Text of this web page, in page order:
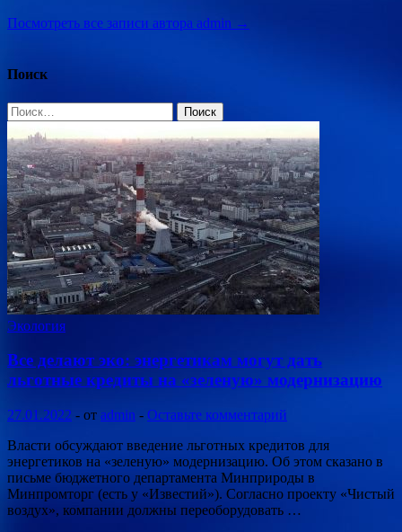
Посмотреть все записи автора admin →
Поиск
Найти:
Экология
Все делают эко: энергетикам могут дать
льготные кредиты на «зеленую» модернизацию
27.01.2022 - от admin - Оставьте комментарий
Власти обсуждают введение льготных кредитов для
энергетиков на «зеленую» модернизацию. Об этом сказано в
письме бюджетного департамента Минприроды в
Минпромторг (есть у «Известий»). Согласно проекту «Чистый
воздух», компании должны переоборудовать …